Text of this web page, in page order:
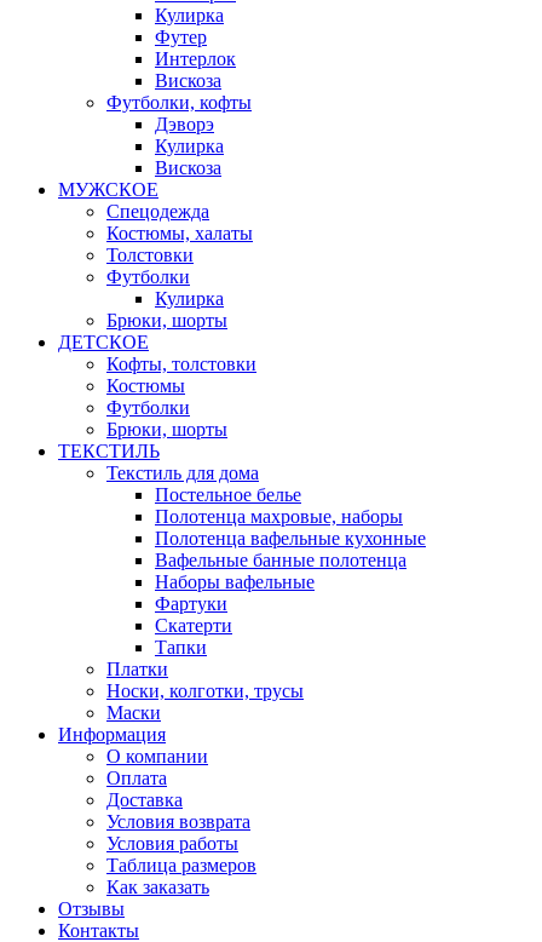
Кулирка
Футер
Интерлок
Вискоза
Футболки, кофты
Дэворэ
Кулирка
Вискоза
МУЖСКОЕ
Спецодежда
Костюмы, халаты
Толстовки
Футболки
Кулирка
Брюки, шорты
ДЕТСКОЕ
Кофты, толстовки
Костюмы
Футболки
Брюки, шорты
ТЕКСТИЛЬ
Текстиль для дома
Постельное белье
Полотенца махровые, наборы
Полотенца вафельные кухонные
Вафельные банные полотенца
Наборы вафельные
Фартуки
Скатерти
Тапки
Платки
Носки, колготки, трусы
Маски
Информация
О компании
Оплата
Доставка
Условия возврата
Условия работы
Таблица размеров
Как заказать
Отзывы
Контакты